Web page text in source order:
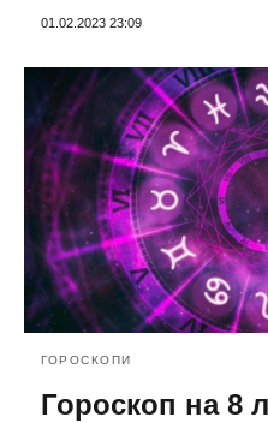
01.02.2023 23:09
ГОРОСКОПИ
Гороскоп на 8